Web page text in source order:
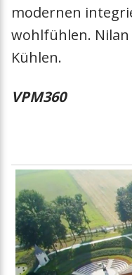
modernen
wohlfühlen. Nilan
Kühlen.
VPM360